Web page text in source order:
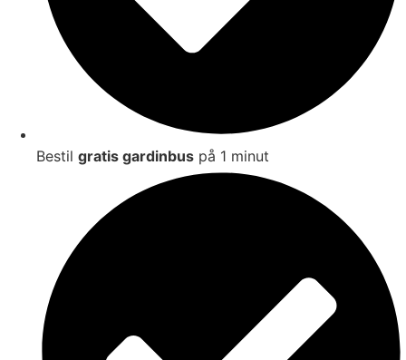
Bestil gratis gardinbus på 1 minut